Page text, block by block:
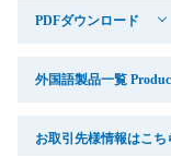
PDFダウンロード
外国語製品一覧
お取引先様情報はこち